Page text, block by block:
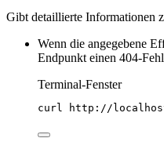
Gibt detaillierte Informationen
Wenn die angegebene
Endpunkt einen 404-
Terminal-Fenster
curl http://